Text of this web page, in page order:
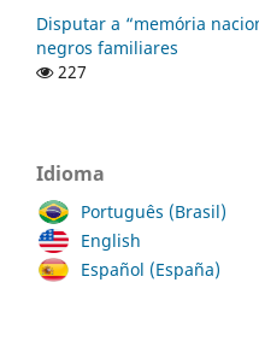
Disputar a “memória
negros familiares
227
Idioma
Português (Brasil)
English
Español (España)